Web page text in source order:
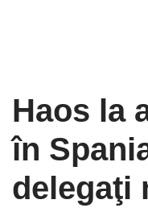
Haos la
în
delegaţi